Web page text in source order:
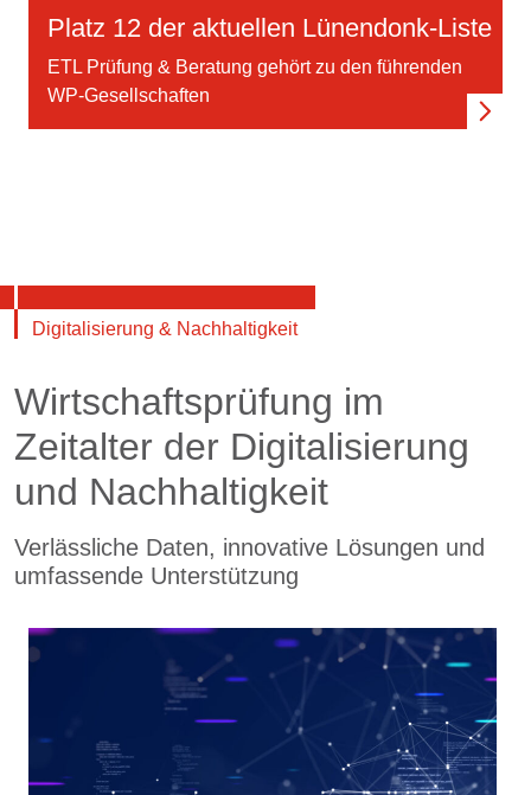
Platz 12 der aktuellen Lünendonk-Liste
ETL Prüfung & Beratung gehört zu den führenden
WP-Gesellschaften
Digitalisierung & Nachhaltigkeit
Wirtschaftsprüfung im
Zeitalter der Digitalisierung
und Nachhaltigkeit
Verlässliche Daten, innovative Lösungen und
umfassende Unterstützung